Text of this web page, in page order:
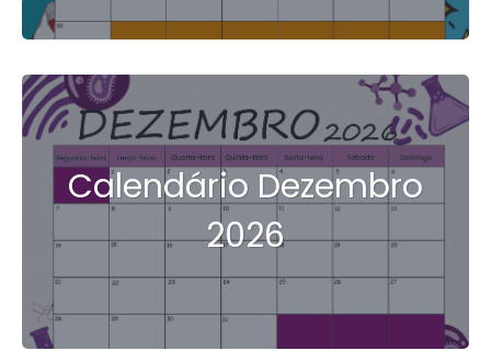
Calendário Dezembro
2026